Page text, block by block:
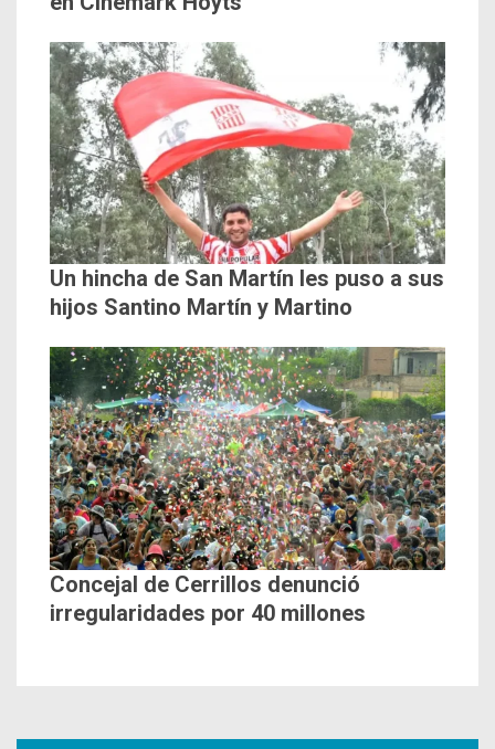
Un hincha de San Martín les puso a sus
hijos Santino Martín y Martino
Concejal de Cerrillos denunció
irregularidades por 40 millones